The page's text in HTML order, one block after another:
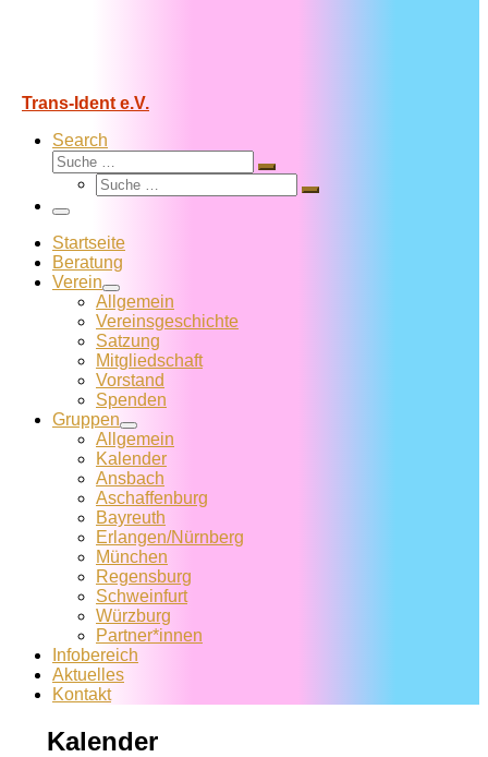
Trans-Ident e.V.
Search
Suche
Suche
Suche
Suche
Menü
Startseite
Beratung
Verein
Allgemein
Vereins­geschichte
Satzung
Mitglied­schaft
Vorstand
Spenden
Gruppen
Allgemein
Kalender
Ansbach
Aschaffenburg
Bayreuth
Erlangen/Nürnberg
München
Regensburg
Schweinfurt
Würzburg
Partner*innen
Infobereich
Aktuelles
Kontakt
Kalender